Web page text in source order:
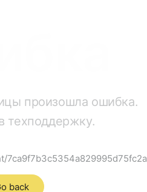
произошла ошибка.
техподдержку.
back